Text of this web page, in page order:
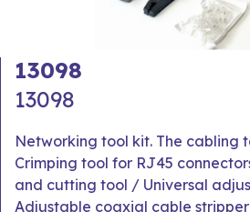
13098
13098
Networking tool kit. The cabling
Crimping tool for RJ45
and cutting tool / Universal
Adjustable coaxial cable